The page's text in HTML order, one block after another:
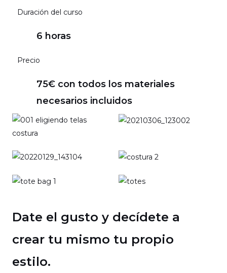
Duración del curso
6 horas
Precio
75€ con todos los materiales
necesarios incluidos
Date el gusto y decídete a
crear tu mismo tu propio
estilo.